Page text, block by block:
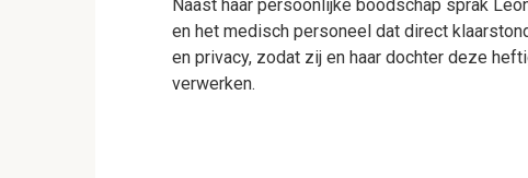
Naast haar persoonlijke boodschap sprak
en het medisch personeel dat direct
en privacy, zodat zij en haar dochter deze
verwerken.